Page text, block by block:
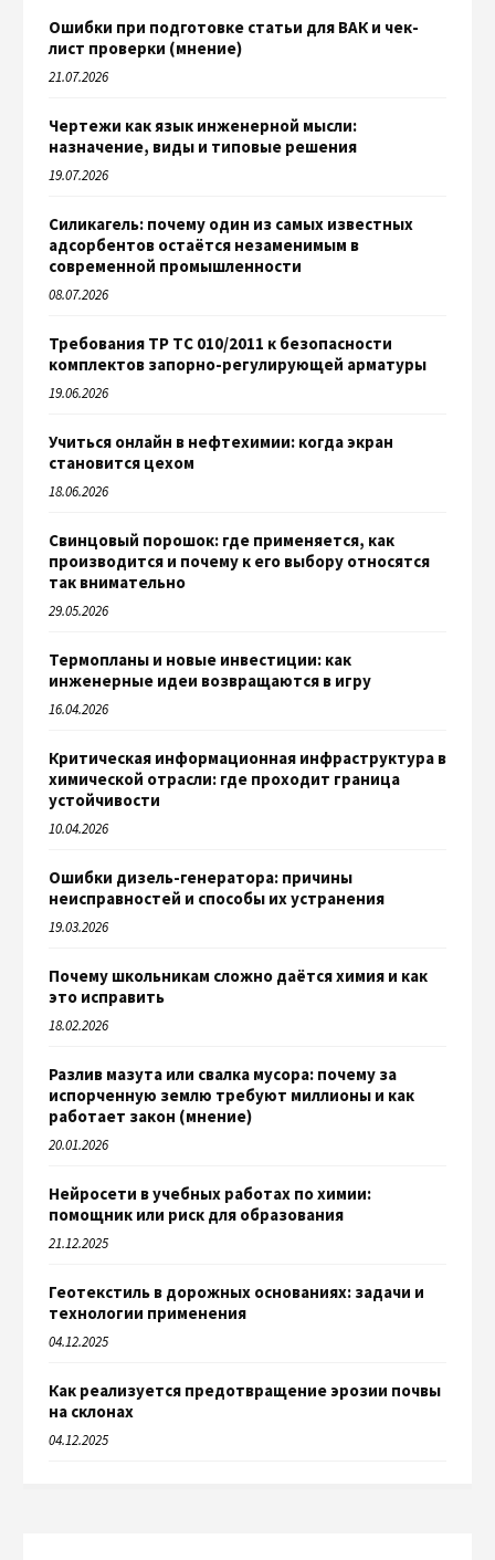
Ошибки при подготовке статьи для ВАК и чек-
лист проверки (мнение)
21.07.2026
Чертежи как язык инженерной мысли:
назначение, виды и типовые решения
19.07.2026
Силикагель: почему один из самых известных
адсорбентов остаётся незаменимым в
современной промышленности
08.07.2026
Требования ТР ТС 010/2011 к безопасности
комплектов запорно-регулирующей арматуры
19.06.2026
Учиться онлайн в нефтехимии: когда экран
становится цехом
18.06.2026
Свинцовый порошок: где применяется, как
производится и почему к его выбору относятся
так внимательно
29.05.2026
Термопланы и новые инвестиции: как
инженерные идеи возвращаются в игру
16.04.2026
Критическая информационная инфраструктура в
химической отрасли: где проходит граница
устойчивости
10.04.2026
Ошибки дизель-генератора: причины
неисправностей и способы их устранения
19.03.2026
Почему школьникам сложно даётся химия и как
это исправить
18.02.2026
Разлив мазута или свалка мусора: почему за
испорченную землю требуют миллионы и как
работает закон (мнение)
20.01.2026
Нейросети в учебных работах по химии:
помощник или риск для образования
21.12.2025
Геотекстиль в дорожных основаниях: задачи и
технологии применения
04.12.2025
Как реализуется предотвращение эрозии почвы
на склонах
04.12.2025